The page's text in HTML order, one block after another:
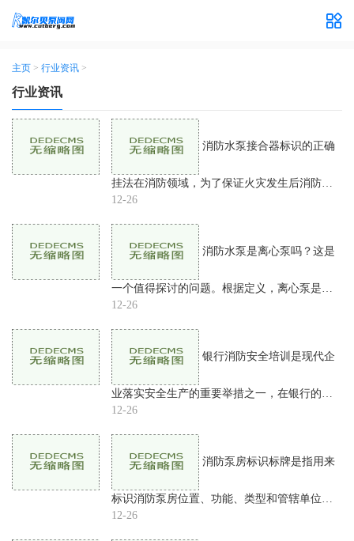
主页 > 行业资讯 >
行业资讯
挂法在消防领域，为了保证火灾发生后消防设
施能够及时运转，提高灭火效果，各个环节的
安装也是至关重要的
12-26
一个值得探讨的问题。根据定义，离心泵是通
过离心力使流体运动的液体输送机械。而消防
消防水泵是不是离心
12-26
业落实安全生产的重要举措之一，在银行的消
防安全培训中，应注重从理论和实践两个层面
中的自救自护能力，
12-26
标识消防泵房位置、功能、类型和管辖单位等
信息的标牌。因为消防泵房的作用非常重要，
12-26